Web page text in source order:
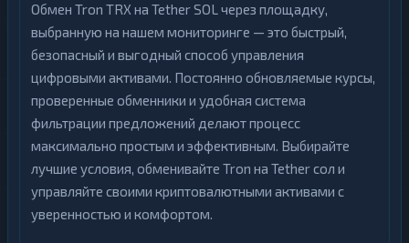
Обмен Tron TRX на Tether SOL через площадку,
выбранную на нашем мониторинге — это быстрый,
безопасный и выгодный способ управления
цифровыми активами. Постоянно обновляемые курсы,
проверенные обменники и удобная система
фильтрации предложений делают процесс
максимально простым и эффективным. Выбирайте
лучшие условия, обменивайте Tron на Tether сол и
управляйте своими криптовалютными активами с
уверенностью и комфортом.